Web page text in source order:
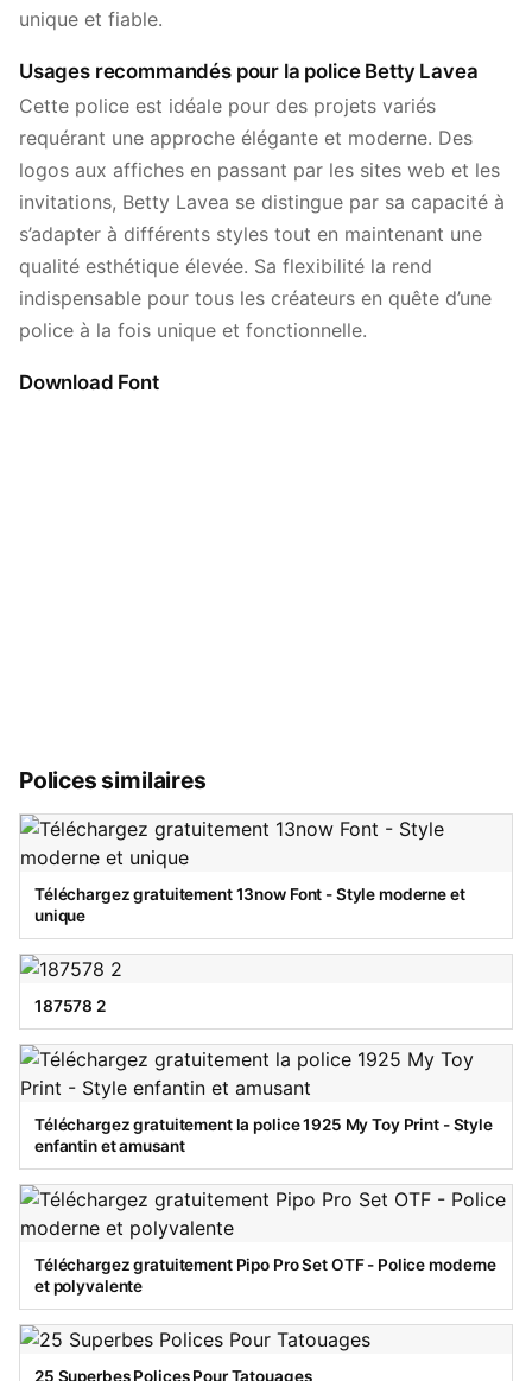
unique et fiable.
Usages recommandés pour la police Betty Lavea
Cette police est idéale pour des projets variés
requérant une approche élégante et moderne. Des
logos aux affiches en passant par les sites web et les
invitations, Betty Lavea se distingue par sa capacité à
s’adapter à différents styles tout en maintenant une
qualité esthétique élevée. Sa flexibilité la rend
indispensable pour tous les créateurs en quête d’une
police à la fois unique et fonctionnelle.
Download Font
Polices similaires
Téléchargez gratuitement 13now Font - Style moderne et
unique
187578 2
Téléchargez gratuitement la police 1925 My Toy Print - Style
enfantin et amusant
Téléchargez gratuitement Pipo Pro Set OTF - Police moderne
et polyvalente
25 Superbes Polices Pour Tatouages